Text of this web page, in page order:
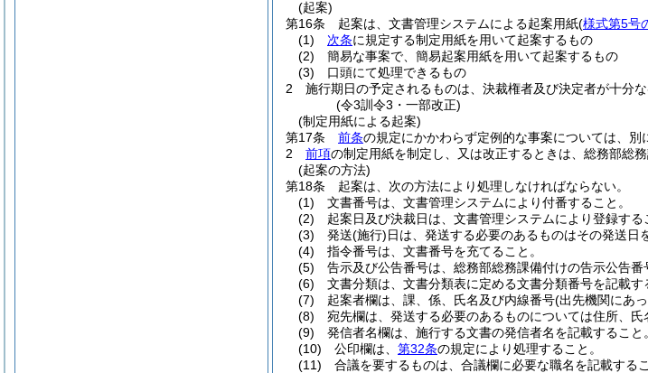
(起案)
第16条
起案は、文書管理システムによる起案用紙(様式第5号
(1)
次条に規定する制定用紙を用いて起案するもの
(2)
簡易な事案で、簡易起案用紙を用いて起案するもの
(3)
口頭にて処理できるもの
2
施行期日の予定されるものは、決裁権者及び決定者が十分
(令3訓令3・一部改正)
(制定用紙による起案)
第17条
前条の規定にかかわらず定例的な事案については、別
2
前項の制定用紙を制定し、又は改正するときは、総務部総
(起案の方法)
第18条
起案は、次の方法により処理しなければならない。
(1)
文書番号は、文書管理システムにより付番すること。
(2)
起案日及び決裁日は、文書管理システムにより登録する
(3)
発送(施行)日は、発送する必要のあるものはその発送日
(4)
指令番号は、文書番号を充てること。
(5)
告示及び公告番号は、総務部総務課備付けの告示公告番
(6)
文書分類は、文書分類表に定める文書分類番号を記載す
(7)
起案者欄は、課、係、氏名及び内線番号(出先機関にあ
(8)
宛先欄は、発送する必要のあるものについては住所、氏
(9)
発信者名欄は、施行する文書の発信者名を記載すること。
(10)
公印欄は、 第32条の規定により処理すること。
(11)
合議を要するものは、合議欄に必要な職名を記載するこ